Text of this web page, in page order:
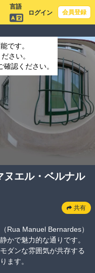
言語
ログイン
会員登録
です。
さい。
認ください。
エル・ベルナル
共有
Rua Manuel Bernardes）
かで魅力的な通りです。
ダンな雰囲気が共存する
ます。